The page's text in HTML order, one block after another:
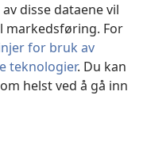
disse dataene vil
markedsføring. For
for bruk av
teknologier. Du kan
helst ved å gå inn